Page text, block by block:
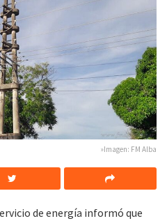
»Imagen: FM Alba
de energía informó que